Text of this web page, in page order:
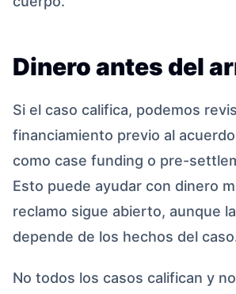
Dinero antes del
Si el caso califica, podemos
financiamiento previo al
como case funding o pre-
Esto puede ayudar con dinero
reclamo sigue abierto, aunque
depende de los hechos del
No todos los casos califican y